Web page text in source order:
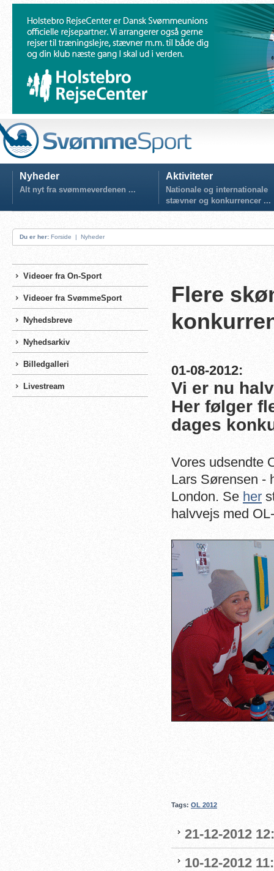
Nyheder
Alt nyt fra svømmeverdenen ...
Aktiviteter
Nationale og internationale
stævner og konkurrencer ...
Du er her: Forside | Nyheder
Videoer fra On-Sport
Videoer fra SvømmeSport
Nyhedsbreve
Nyhedsarkiv
Billedgalleri
Livestream
Flere
01-08-2012:
Vi er nu
Her følger
dages
Vores udsendte
Lars Sørensen -
London. Se her
halvvejs med
Tags: OL 2012
21-12-2012
10-12-2012